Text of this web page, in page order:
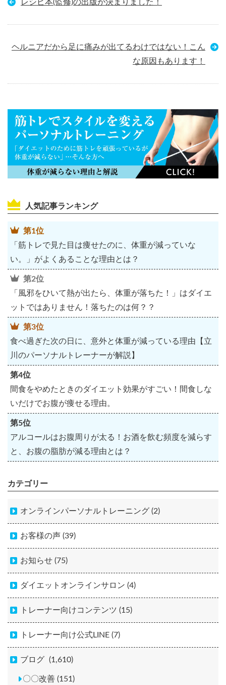
レシピ本(監修)の出版が決まりました！
ヘルニアだから足に痛みが出てるわけではない！こん
な原因もあります！
人気記事ランキング
第1位
「筋トレで見た目は痩せたのに、体重が減っていな
い。」がよくあることな理由とは？
第2位
「風邪をひいて熱が出たら、体重が落ちた！」はダイエ
ットではありません！落ちたのは何？？
第3位
食べ過ぎた次の日に、意外と体重が減っている理由【立
川のパーソナルトレーナーが解説】
第4位
間食をやめたときのダイエット効果がすごい！間食しな
いだけでお腹が痩せる理由。
第5位
アルコールはお腹周りが太る！お酒を飲む頻度を減らす
と、お腹の脂肪が減る理由とは？
カテゴリー
オンラインパーソナルトレーニング (2)
お客様の声 (39)
お知らせ (75)
ダイエットオンラインサロン (4)
トレーナー向けコンテンツ (15)
トレーナー向け公式LINE (7)
ブログ (1,610)
〇〇改善 (151)